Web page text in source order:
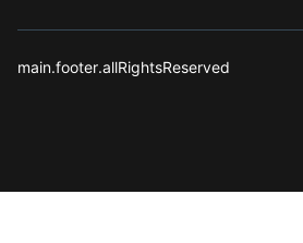
main.footer.allRightsReserved